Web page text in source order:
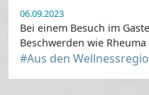
06.09.2023
Bei einem Besuch im
Beschwerden wie
#Aus den